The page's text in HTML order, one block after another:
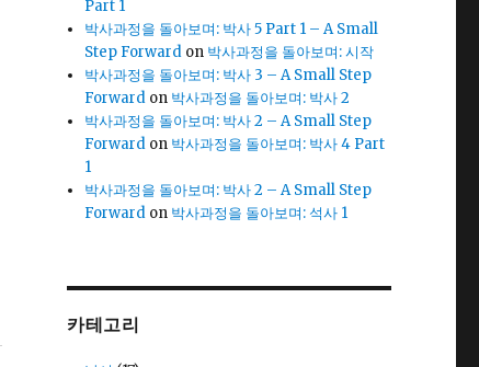
Part 1
박사과정을 돌아보며: 박사 5 Part 1 – A Small
Step Forward on 박사과정을 돌아보며: 시작
박사과정을 돌아보며: 박사 3 – A Small Step
Forward on 박사과정을 돌아보며: 박사 2
박사과정을 돌아보며: 박사 2 – A Small Step
Forward on 박사과정을 돌아보며: 박사 4 Part
1
박사과정을 돌아보며: 박사 2 – A Small Step
Forward on 박사과정을 돌아보며: 석사 1
카테고리